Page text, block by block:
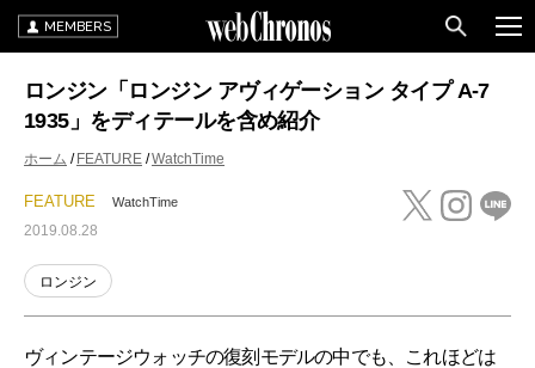
MEMBERS
ロンジン「ロンジン アヴィゲーション タイプ A-7
1935」をディテールを含め紹介
ホーム FEATURE WatchTime
FEATURE WatchTime
2019.08.28
ロンジン
ヴィンテージウォッチの復刻モデルの中でも、これほどは